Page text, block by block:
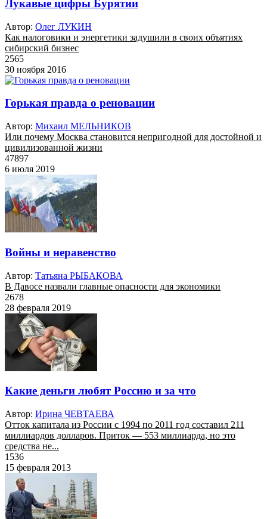
Лукавые цифры Бурятии
Автор: Олег ЛУКИН
Как налоговики и энергетики задушили в своих объятиях
сибирский бизнес
2565
30 ноября 2016
Горькая правда о реновации
Автор: Михаил МЕЛЬНИКОВ
Или почему Москва становится непригодной для достойной и
цивилизованной жизни
47897
6 июля 2019
Войны и неравенство
Автор: Татьяна РЫБАКОВА
В Давосе назвали главные опасности для экономики
2678
28 февраля 2019
Какие деньги любят Россию и за что
Автор: Ирина ЧЕВТАЕВА
Отток капитала из России с 1994 по 2011 год составил 211
миллиардов долларов. Приток — 553 миллиарда, но это
средства не...
1536
15 февраля 2013